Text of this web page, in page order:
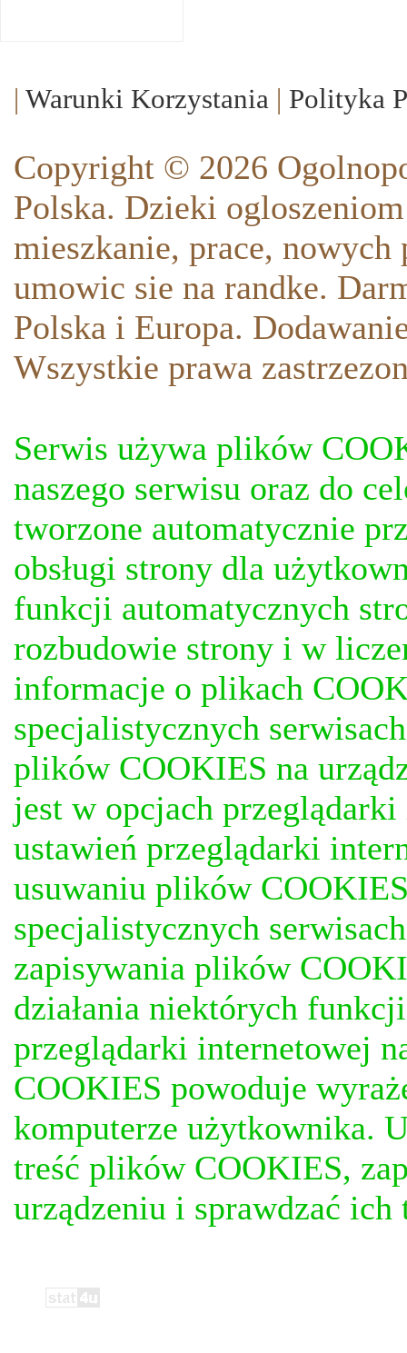
| Warunki Korzystania | Polityka
Copyright © 2026
Polska. Dzieki
mieszkanie, prace,
umowic sie na randke.
Polska i Europa.
Wszystkie prawa
Serwis używa plików
naszego serwisu oraz do
tworzone automatycznie
obsługi strony dla
funkcji automatycznych
rozbudowie strony i w
informacje o plikach
specjalistycznych
plików COOKIES na
jest w opcjach
ustawień przeglądarki
usuwaniu plików
specjalistycznych
zapisywania plików
działania niektórych
przeglądarki internetowej
COOKIES powoduje
komputerze użytkownika.
treść plików COOKIES,
urządzeniu i sprawdzać ich